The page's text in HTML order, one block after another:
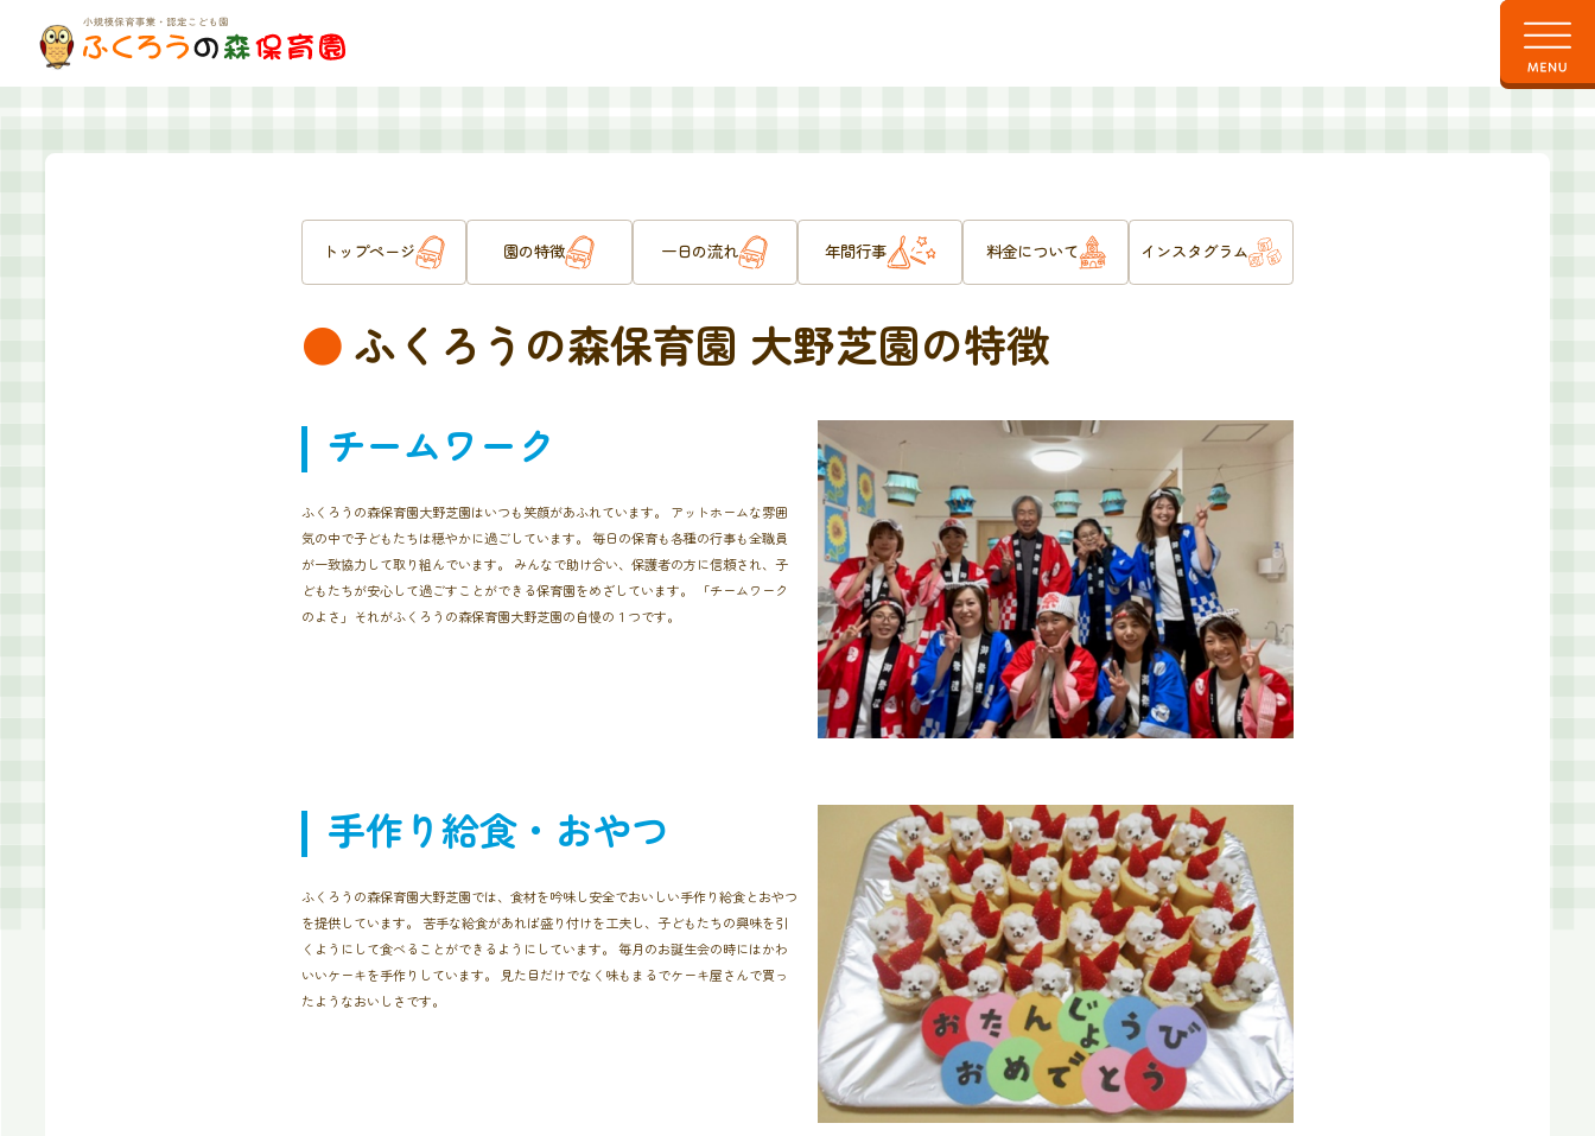
トップページ 園の特徴 一日の流れ 年間行事 料金について インスタグラム
● ふくろうの森保育園 大野芝園の特徴
チームワーク
ふくろうの森保育園大野芝園はいつも笑顔があふれています。 アットホームな雰囲
気の中で子どもたちは穏やかに過ごしています。 毎日の保育も各種の行事も全職員
が一致協力して取り組んでいます。 みんなで助け合い、保護者の方に信頼され、子
どもたちが安心して過ごすことができる保育園をめざしています。 「チームワーク
のよさ」それがふくろうの森保育園大野芝園の自慢の１つです。
手作り給食・おやつ
ふくろうの森保育園大野芝園では、食材を吟味し安全でおいしい手作り給食とおやつ
を提供しています。 苦手な給食があれば盛り付けを工夫し、子どもたちの興味を引
くようにして食べることができるようにしています。 毎月のお誕生会の時にはかわ
いいケーキを手作りしています。 見た目だけでなく味もまるでケーキ屋さんで買っ
たようなおいしさです。